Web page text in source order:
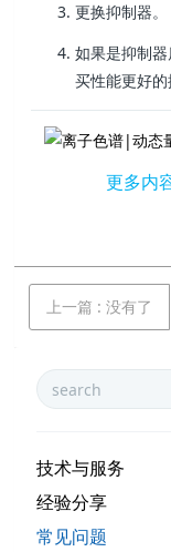
更换抑制器。
如果是抑制
买性能更好的
更多内
上一篇 :没有了
技术与服务
经验分享
常见问题